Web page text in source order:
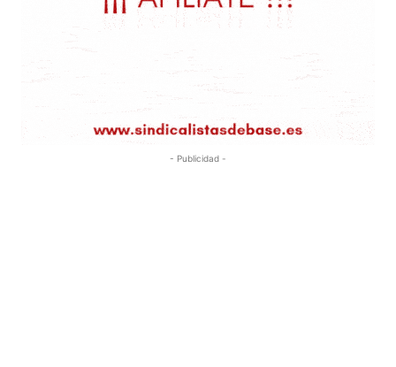
- Publicidad -